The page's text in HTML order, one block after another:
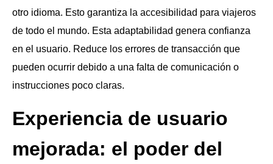
otro idioma. Esto garantiza la accesibilidad para viajeros
de todo el mundo. Esta adaptabilidad genera confianza
en el usuario. Reduce los errores de transacción que
pueden ocurrir debido a una falta de comunicación o
instrucciones poco claras.
Experiencia de usuario
mejorada: el poder del